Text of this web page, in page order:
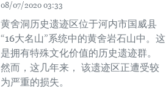
08/07/2020 03:33
黄舍洞历史遗迹区位于河内市国威县
“16大名山”系统中的黄舍岩石山中。这
是拥有特殊文化价值的历史遗迹群。
然而，这几年来， 该遗迹区正遭受较
为严重的损失。